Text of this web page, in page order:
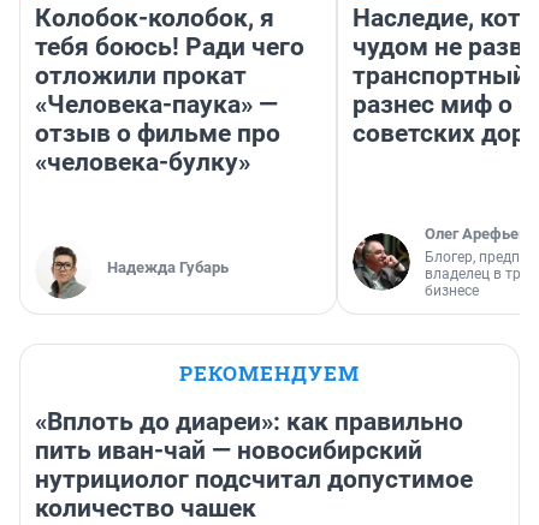
Колобок-колобок, я
тебя боюсь! Ради чего
отложили прокат
«Человека-паука» —
отзыв о фильме про
«человека-булку»
Надежда Губарь
Наследие,
чудом не
транспортный
разнес миф о
советских
Олег Арефьев
Блогер,
владелец в
бизнесе
РЕКОМЕНДУЕМ
«Вплоть до диареи»: как правильно
пить иван-чай — новосибирский
нутрициолог подсчитал допустимое
количество чашек